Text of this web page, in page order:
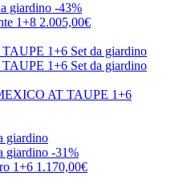
-43%
1+8 2.005,00€
AT TAUPE 1+6
-31%
1+6 1.170,00€